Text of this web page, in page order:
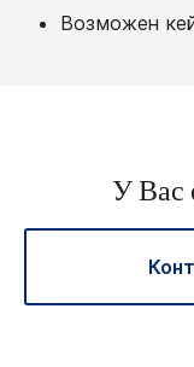
Возможен
У Вас